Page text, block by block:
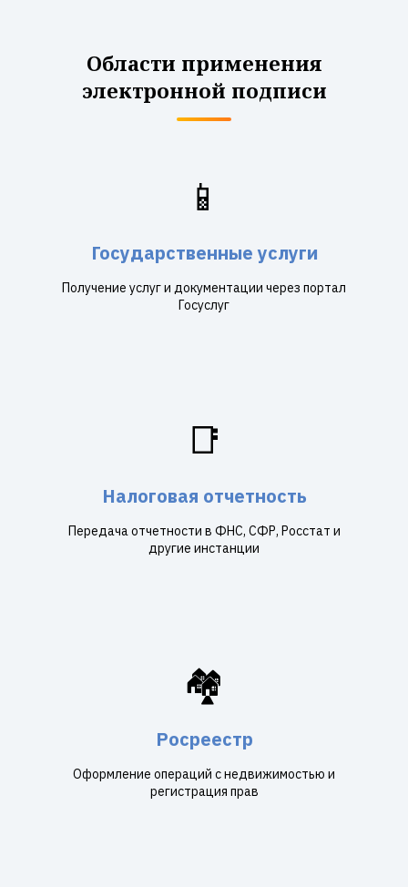
Области применения
электронной подписи
📱
Государственные услуги
Получение услуг и документации через портал
Госуслуг
📑
Налоговая отчетность
Передача отчетности в ФНС, СФР, Росстат и
другие инстанции
🏘️
Росреестр
Оформление операций с недвижимостью и
регистрация прав